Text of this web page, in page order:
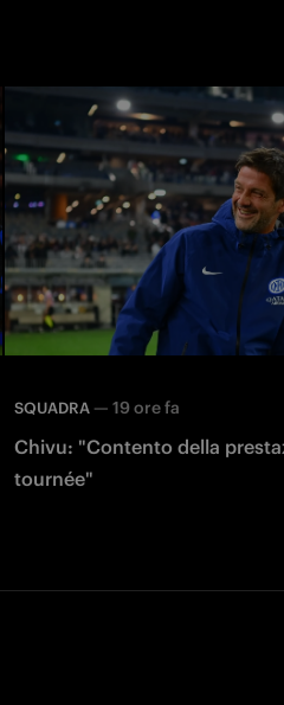
SQUADRA — 19 ore fa
Chivu: "Contento della
tournée"